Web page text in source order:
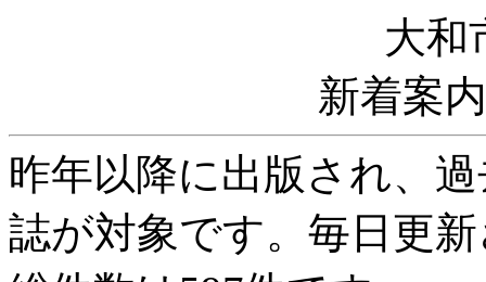
大和
新着案
昨年以降に出版され、
誌が対象です。毎日更